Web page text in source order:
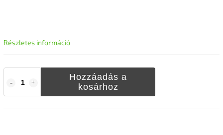
Hozzáadás a
kosárhoz
Részletes információ